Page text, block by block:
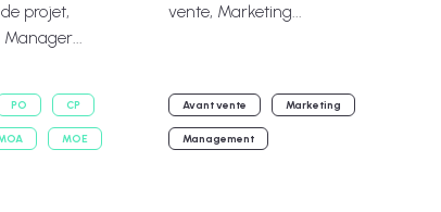
projet,
PO CP
MOE
vente, Marketing...
Avant vente Marketing
Management